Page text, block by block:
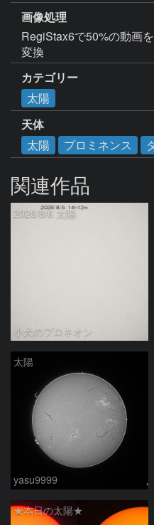
画像処理
RegiStax6で50%の動画
変換
カテゴリー
太陽
天体
太陽
プロミネンス
関連作品
2026/8/6 太陽
小犬のプロキオン
太陽
yasu9999
★本日の太陽★